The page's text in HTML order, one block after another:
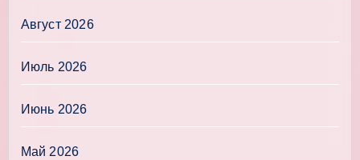
Август 2026
Июль 2026
Июнь 2026
Май 2026